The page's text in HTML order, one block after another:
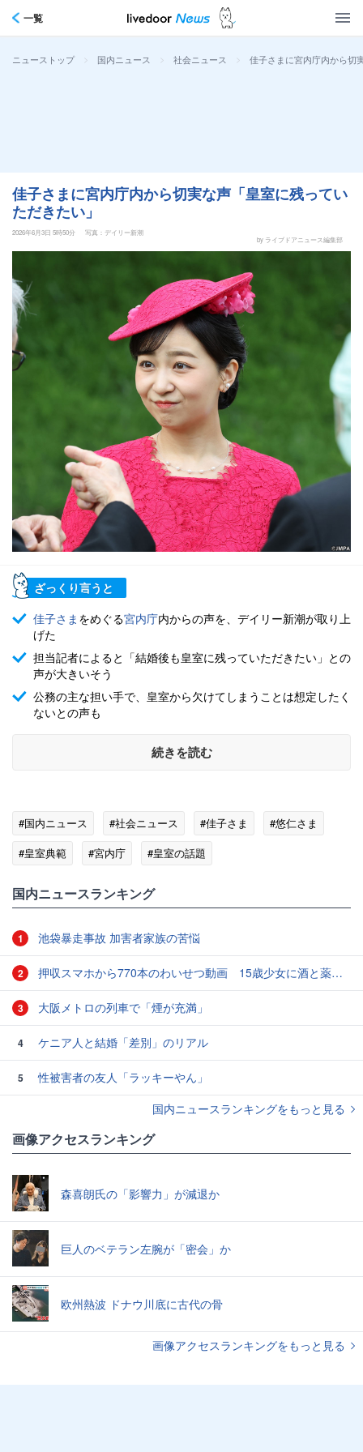
一覧
ニューストップ > 国内ニュース > 社会ニュース > 佳子さまに宮内庁内から切
佳子さまに宮内庁内から切実な声「皇室に残ってい
ただきたい」
2026年6月3日 5時50分
写真：デイリー新潮
by ライブドアニュース編集部
ざっくり言うと
佳子さま をめぐる宮内庁内からの声を、デイリー新潮が取り上
げた
担当記者によると「結婚後も皇室に残っていただきたい」との
声が大きいそう
公務の主な担い手で、皇室から欠けてしまうことは想定したく
ないとの声も
続きを読む
#国内ニュース #社会ニュース #佳子さま
#悠仁さま
#皇室典範
#宮内庁 #皇室の話題
国内ニュースランキング
1 池袋暴走事故 加害者家族の苦悩
2 押収スマホから770本のわいせつ動画 15歳少女に酒と薬飲ませ性的暴行か 54歳男を再逮捕 「薬もありますよ」とSNSで誘い出し
3 大阪メトロの列車で「煙が充満」
4 ケニア人と結婚「差別」のリアル
5
性被害者の友人「ラッキーやん」
国内ニュースランキングをもっと見る
画像アクセスランキング
森喜朗氏の「影響力」が減退か
巨人のベテラン左腕が「密会」か
欧州熱波 ドナウ川底に古代の骨
画像アクセスランキングをもっと見る